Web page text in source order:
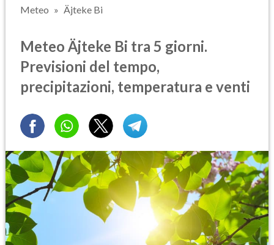
Meteo Äjteke Bi
Meteo Äjteke Bi tra 5 giorni.
Previsioni del tempo,
precipitazioni, temperatura e venti